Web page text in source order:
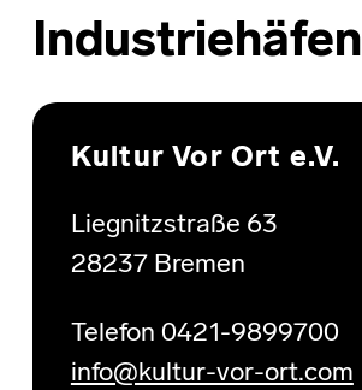
Industriehäfen
Skip back to main navigation
Kultur Vor Ort e.V.
Liegnitzstraße 63
28237 Bremen
Telefon 0421-9899700
info@kultur-vor-ort.com